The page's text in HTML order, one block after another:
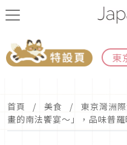
東
首頁 美食
東京灣洲
畫的南法饗宴～」，品味普